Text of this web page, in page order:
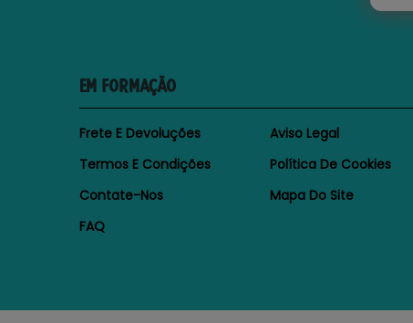
EM FORMAÇÃO
Frete E Devoluções
Aviso Legal
Termos E Condições
Política De Cookies
Contate-Nos
Mapa Do Site
FAQ